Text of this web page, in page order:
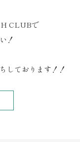
CLUBで
！
しております！！